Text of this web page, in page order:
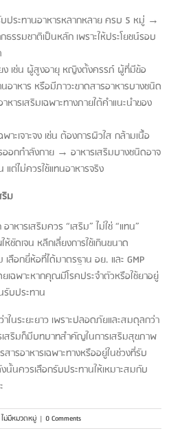
ระทานอาหารหลากหลาย ครบ 5 หมู่ →
ธรรมชาติเป็นหลัก เพราะให้ประโยชน์รอบ
ง เช่น ผู้สูงอายุ หญิงตั้งครรภ์ ผู้ที่มีข้อ
อาหาร หรือมีภาวะขาดสารอาหารบางชนิด
หารเสริมเฉพาะทางภายใต้คำแนะนำของ
ะเจาะจง เช่น ต้องการผิวใส กล้ามเนื้อ
ออกกำลังกาย → อาหารเสริมบางชนิดอาจ
แต่ไม่ควรใช้แทนอาหารจริง
ริม
าหารเสริมควร “เสริม” ไม่ใช่ “แทน”
ชัดเจน หลีกเลี่ยงการใช้เกินขนาด
อกยี่ห้อที่ได้มาตรฐาน อย. และ GMP
เฉพาะหากคุณมีโรคประจำตัวหรือใช้ยาอยู่
บประทาน
ในระยะยาว เพราะปลอดภัยและสมดุลกว่า
สริมก็มีบทบาทสำคัญในการเสริมสุขภาพ
สารอาหารเฉพาะทางหรืออยู่ในช่วงที่รับ
นควรเลือกรับประทานให้เหมาะสมกับ
ไม่มีหมวดหมู่ | 0 Comments